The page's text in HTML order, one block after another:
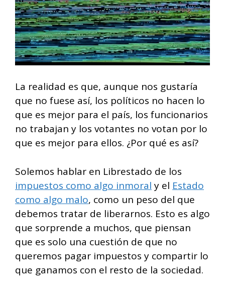
La realidad es que, aunque nos gustaría
que no fuese así, los políticos no hacen lo
que es mejor para el país, los funcionarios
no trabajan y los votantes no votan por lo
que es mejor para ellos. ¿Por qué es así?
Solemos hablar en Librestado de los
impuestos como algo inmoral y el Estado
como algo malo, como un peso del que
debemos tratar de liberarnos. Esto es algo
que sorprende a muchos, que piensan
que es solo una cuestión de que no
queremos pagar impuestos y compartir lo
que ganamos con el resto de la sociedad.